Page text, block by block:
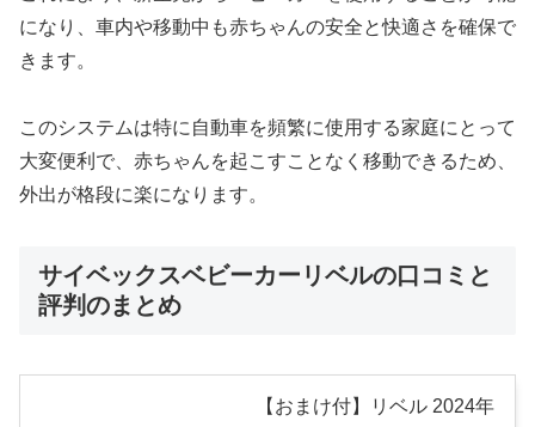
になり、車内や移動中も赤ちゃんの安全と快適さを確保で
きます。
このシステムは特に自動車を頻繁に使用する家庭にとって
大変便利で、赤ちゃんを起こすことなく移動できるため、
外出が格段に楽になります。
サイベックスベビーカーリベルの口コミと
評判のまとめ
【おまけ付】リベル 2024年